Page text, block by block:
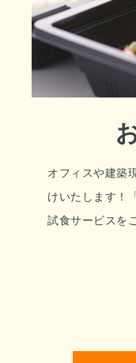
オフィスや建築
けいたします！
試食サービスを